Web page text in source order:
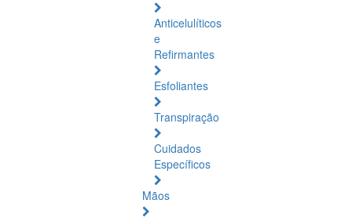
Anticelulíticos
e
Refirmantes
Esfoliantes
Transpiração
Cuidados
Específicos
Mãos